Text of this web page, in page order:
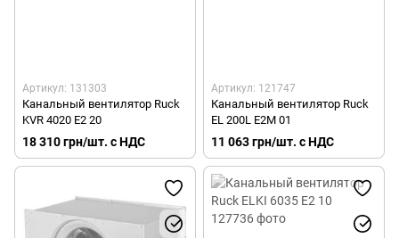
Артикул: 131303
Канальный вентилятор Ruck
KVR 4020 E2 20
18 310 грн/шт. с НДС
Артикул: 121747
Канальный вентилятор Ruck
EL 200L E2M 01
11 063 грн/шт. с НДС